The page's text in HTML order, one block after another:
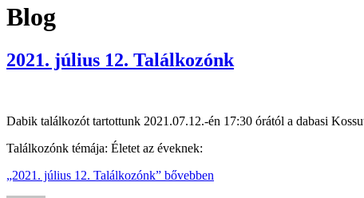
Blog
2021. július 12. Találkozónk
Dabik találkozót tartottunk 2021.07.12.-én 17:30 órától a dabasi
Találkozónk témája: Életet az éveknek:
„2021. július 12. Találkozónk” bővebben